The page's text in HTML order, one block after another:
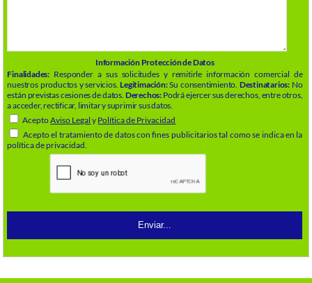
Información Protección de Datos
Finalidades: Responder a sus solicitudes y remitirle información comercial de
nuestros productos y servicios.Legitimación:Su consentimiento. Destinatarios:No
están previstas cesiones de datos. Derechos: Podrá ejercer sus derechos, entre otros,
a acceder, rectificar, limitar y suprimir sus datos.
AceptoAviso Legal y Política de Privacidad
Acepto el tratamiento de datos con fines publicitarios tal como se indica en la
política de privacidad.